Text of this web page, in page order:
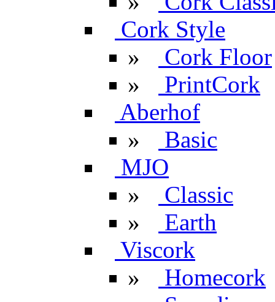
Cork Style
»
Cork Floor
»
PrintCork
Aberhof
»
Basic
MJO
»
Classic
»
Earth
Viscork
»
Homecork